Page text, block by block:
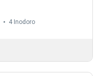
4 Inodoro